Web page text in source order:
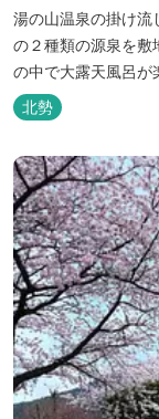
湯の山温泉の掛け流
の２種類の源泉を敷
の中で大露天風呂が
北勢